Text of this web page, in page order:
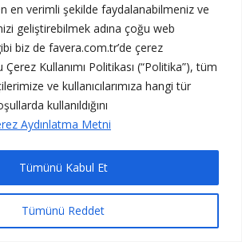
en verimli şekilde faydalanabilmeniz ve
geliştirebilmek adına çoğu web
biz de favera.com.tr’de çerez
Kullanımı Politikası (“Politika”), tüm
ve kullanıcılarımıza hangi tür
kullanıldığını
Aydınlatma Metni
Tümünü Reddet
Tümünü Kabul Et
Favera veri işlemedeki
çalışırken, ilgili kişilerin
ve makul beklentilerini dikkate
Verilerin Doğru ve Gerektiğinde
Sağlanması
doğru ve güncel bir şekilde
açısından ilgili kişinin temel
korunması için
verilerin doğru ve